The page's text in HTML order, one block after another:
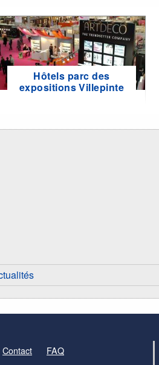
Hôtels parc des
expositions Villepinte
Contact
FAQ